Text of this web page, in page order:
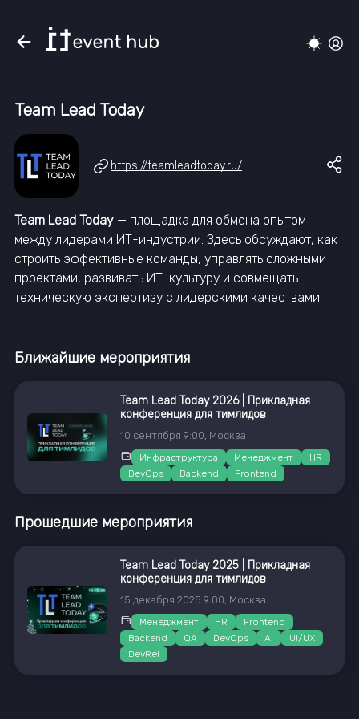
Team Lead Today
https://teamleadtoday.ru/
Team Lead Today — площадка для обмена опытом
между лидерами ИТ-индустрии. Здесь обсуждают, как
строить эффективные команды, управлять сложными
проектами, развивать ИТ-культуру и совмещать
техническую экспертизу с лидерскими качествами.
Ближайшие мероприятия
Team Lead Today 2026 | Прикладная
конференция для тимлидов
10 сентября 9:00 Москва
Инфраструктура Менеджмент
HR
DevOps
Backend Frontend
Прошедшие мероприятия
Team Lead Today 2025 | Прикладная
конференция для тимлидов
15 декабря 2025 9:00 Москва
Менеджмент HR
Frontend
Backend
QA DevOps AI
UI/UX
DevRel